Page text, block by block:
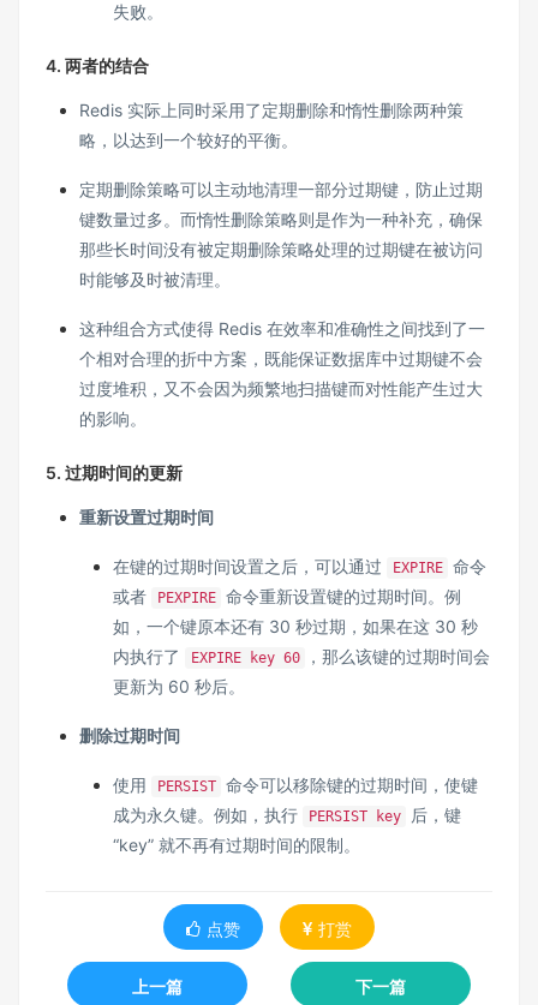
失败。
4. 两者的结合
Redis 实际上同时采用了定期删除和惰性删除两种策
略，以达到一个较好的平衡。
定期删除策略可以主动地清理一部分过期键，防止过期
键数量过多。而惰性删除策略则是作为一种补充，确保
那些长时间没有被定期删除策略处理的过期键在被访问
时能够及时被清理。
这种组合方式使得 Redis 在效率和准确性之间找到了一
个相对合理的折中方案，既能保证数据库中过期键不会
过度堆积，又不会因为频繁地扫描键而对性能产生过大
的影响。
5. 过期时间的更新
重新设置过期时间
在键的过期时间设置之后，可以通过 EXPIRE 命令
或者
PEXPIRE 命令重新设置键的过期时间。例
如，一个键原本还有 30 秒过期，如果在这 30 秒
内执行了
EXPIRE key 60
，那么该键的过期时间会
更新为 60 秒后。
删除过期时间
使用 PERSIST 命令可以移除键的过期时间，使键
成为永久键。例如，执行
PERSIST key
后，键
“key” 就不再有过期时间的限制。
点赞 打赏
上一篇 下一篇